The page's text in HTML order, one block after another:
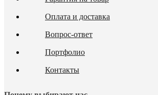
Оплата и доставка
Вопрос-ответ
Портфолио
Контакты